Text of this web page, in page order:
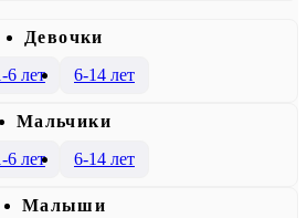
Девочки
6 лет
6-14 лет
Mальчики
6 лет
6-14 лет
Малыши